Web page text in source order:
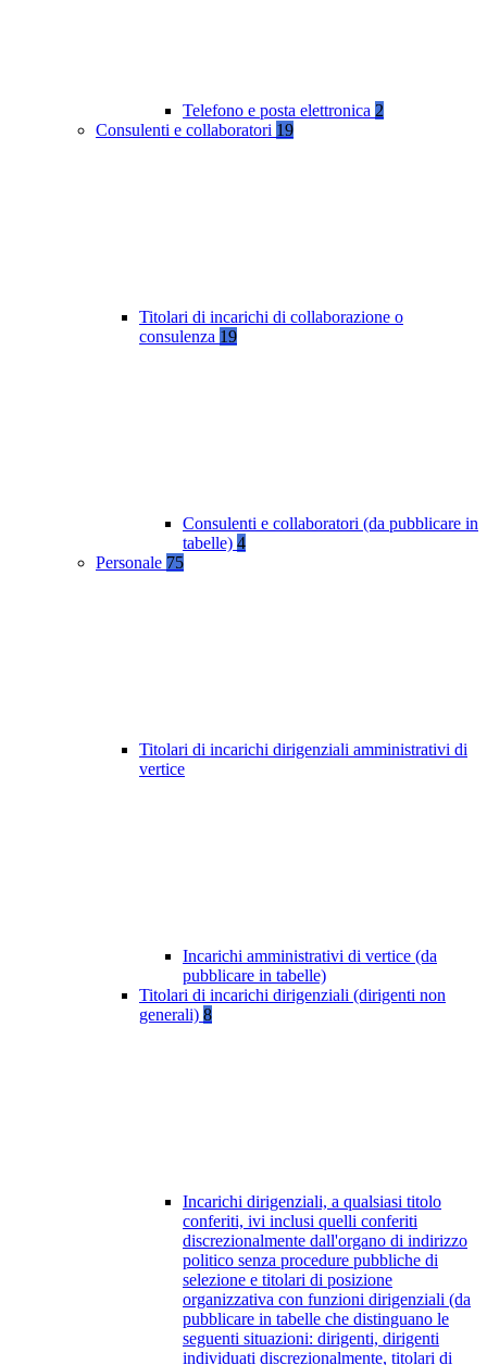
Telefono e posta elettronica 2
Consulenti e collaboratori 19
Titolari di incarichi di collaborazione o
consulenza 19
Consulenti e collaboratori (da pubblicare in
tabelle) 4
Personale 75
Titolari di incarichi dirigenziali amministrativi di
vertice
Incarichi amministrativi di vertice (da
pubblicare in tabelle)
Titolari di incarichi dirigenziali (dirigenti non
generali) 8
Incarichi dirigenziali, a qualsiasi titolo
conferiti, ivi inclusi quelli conferiti
discrezionalmente dall'organo di indirizzo
politico senza procedure pubbliche di
selezione e titolari di posizione
organizzativa con funzioni dirigenziali (da
pubblicare in tabelle che distinguano le
seguenti situazioni: dirigenti, dirigenti
individuati discrezionalmente, titolari di